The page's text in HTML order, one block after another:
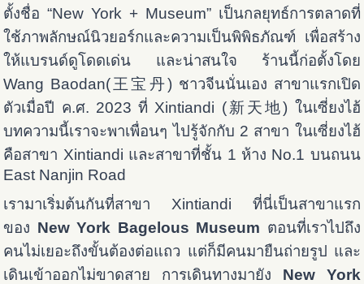
ตั้งชื่อ “New York + Museum” เป็นกลยุทธ์การตลาดที่
ใช้ภาพลักษณ์นิวยอร์กและความเป็นพิพิธภัณฑ์ เพื่อสร้าง
ให้แบรนด์ดูโดดเด่น และน่าสนใจ ร้านนี้ก่อตั้งโดย
Wang Baodan(王宝丹) ชาวจีนนั่นเอง สาขาแรกเปิด
ตัวเมื่อปี ค.ศ. 2023 ที่ Xintiandi (新天地) ในเซี่ยงไฮ้
บทความนี้เราจะพาเพื่อนๆ ไปรู้จักกับ 2 สาขา ในเซี่ยงไฮ้
คือสาขา Xintiandi และสาขาที่ชั้น 1 ห้าง No.1 บนถนน
East Nanjin Road
เรามาเริ่มต้นกันที่สาขา Xintiandi ที่นี่เป็นสาขาแรก
ของ New York Bagelous Museum ตอนที่เราไปถึง
คนไม่เยอะถึงขั้นต้องต่อแถว แต่ก็มีคนมายืนถ่ายรูป และ
เดินเข้าออกไม่ขาดสาย การเดินทางมายัง New York